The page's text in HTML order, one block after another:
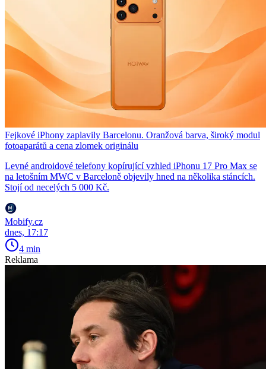
Fejkové iPhony zaplavily Barcelonu. Oranžová barva, široký modul
fotoaparátů a cena zlomek originálu
Levné androidové telefony kopírující vzhled iPhonu 17 Pro Max se
na letošním MWC v Barceloně objevily hned na několika stáncích.
Stojí od necelých 5 000 Kč.
Mobify.cz
dnes, 17:17
4 min
Reklama